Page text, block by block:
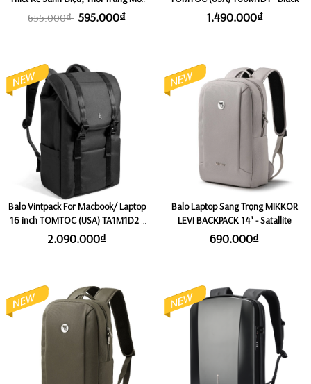
Nhất KINGBAG SOFIA II
655.000₫ 595.000₫ 1.490.000₫
Balo Vintpack For Macbook/ Laptop
16 inch TOMTOC (USA) TA1M1D2 -
Dark (Size Lớn 22L)
2.090.000₫
Balo Laptop Sang Trọng MIKKOR
LEVI BACKPACK 14" - Satallite
690.000₫